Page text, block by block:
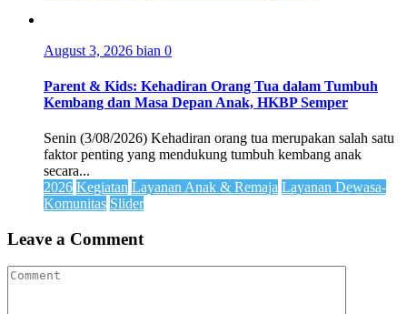
August 3, 2026 bian 0
Parent & Kids: Kehadiran Orang Tua dalam Tumbuh
Kembang dan Masa Depan Anak, HKBP Semper
Senin (3/08/2026) Kehadiran orang tua merupakan salah satu
faktor penting yang mendukung tumbuh kembang anak
secara...
2026 Kegiatan Layanan Anak & Remaja Layanan Dewasa-
Komunitas Slider
Leave a Comment